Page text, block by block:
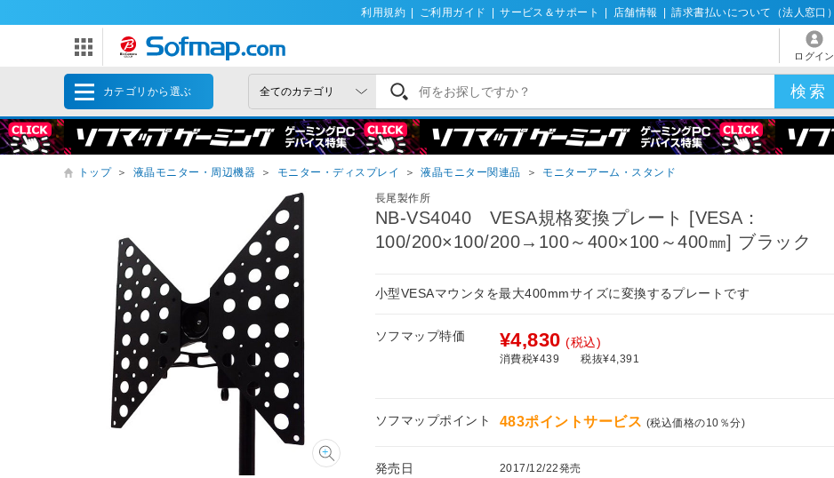
利用規約 ご利用ガイド サービス＆サポート 店舗情報 請求書払いについて（法人窓口）
ログイン
カテゴリから選ぶ
トップ ＞ 液晶モニター・周辺機器 ＞ モニター・ディスプレイ ＞ 液晶モニター関連品 ＞ モニターアーム・スタンド
長尾製作所
NB-VS4040 VESA規格変換プレート [VESA：
100/200×100/200→100～400×100～400㎜] ブラック
小型VESAマウンタを最大400mmサイズに変換するプレートです
ソフマップ特価 ¥4,830 (税込)
消費税¥439 税抜¥4,391
ソフマップポイント 483ポイントサービス (税込価格の10％分)
発売日 2017/12/22発売